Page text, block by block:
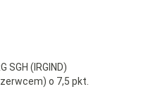
(IRGIND)
o 7,5 pkt.